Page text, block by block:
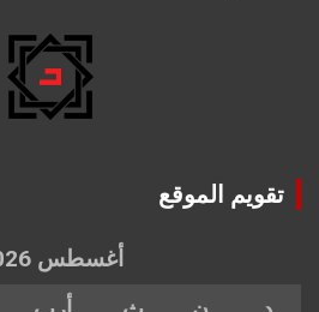
تقويم الموقع
أغسطس 2026